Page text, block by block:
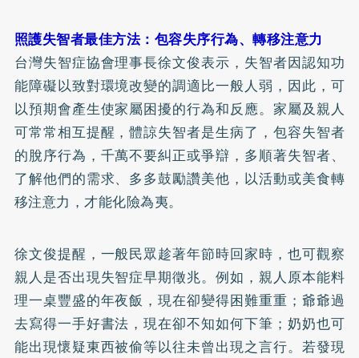
照護失智者最佳方法：包容失序行為、轉移注意力
台灣失智症協會理事長徐文俊表示，失智者因認知功
能障礙以致對環境改變的調適比一般人弱，因此，可
以預期會產生使家屬困擾的行為和反應。家屬及親人
可常常相互提醒，體諒失智者是生病了，包容失智者
的脫序行為，千萬不要糾正或爭辯，多順著失智者、
了解他們的需求、多多鼓勵讚美他，以活動或美食轉
移注意力，才能化險為夷。
徐文俊提醒，一般民眾趁著年節時回家時，也可觀察
親人是否出現失智症早期徵兆。例如，親人原本能料
理一桌豐盛的年夜飯，現在卻變得困難重重；爺爺過
去寫得一手好書法，現在卻不知如何下筆；奶奶也可
能出現懷疑東西被偷等以往未曾出現之言行。若發現